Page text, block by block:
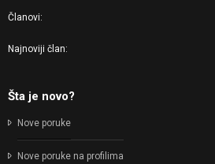
Članovi
Najnoviji član
Šta je novo?
Nove poruke
Nove poruke na profilima